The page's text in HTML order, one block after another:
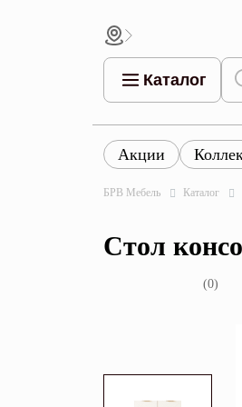
Каталог
Все товары
Шкафы
Кровати
Акции
БРВ Мебель Каталог
Стол
(0)